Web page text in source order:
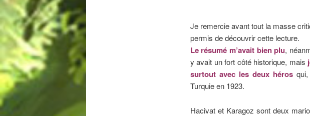
Je remercie avant tout la masse
permis de découvrir cette lecture.
Le résumé m’avait bien plu,
y avait un fort côté historique, mais
surtout avec les deux héros
Turquie en 1923.
Hacivat et Karagoz sont deux